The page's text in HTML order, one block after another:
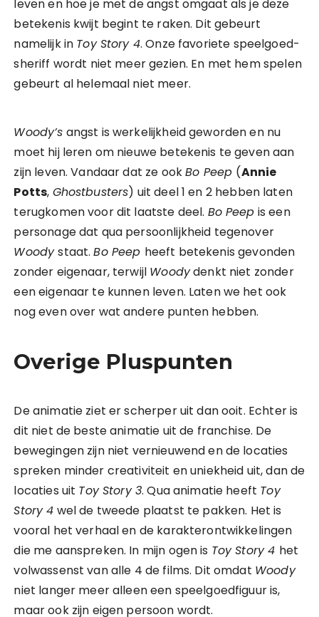
leven en hoe je met de angst omgaat als je deze
betekenis kwijt begint te raken. Dit gebeurt
namelijk in Toy Story 4. Onze favoriete speelgoed-
sheriff wordt niet meer gezien. En met hem spelen
gebeurt al helemaal niet meer.
Woody’s angst is werkelijkheid geworden en nu
moet hij leren om nieuwe betekenis te geven aan
zijn leven. Vandaar dat ze ookBo Peep (Annie
Potts, Ghostbusters) uit deel 1 en 2 hebben laten
terugkomen voor dit laatste deel. Bo Peep is een
personage dat qua persoonlijkheid tegenover
Woodystaat.Bo Peep heeft betekenis gevonden
zonder eigenaar, terwijl Woodydenkt niet zonder
een eigenaar te kunnen leven. Laten we het ook
nog even over wat andere punten hebben.
Overige Pluspunten
De animatie ziet er scherper uit dan ooit. Echter is
dit niet de beste animatie uit de franchise. De
bewegingen zijn niet vernieuwend en de locaties
spreken minder creativiteit en uniekheid uit, dan de
locaties uit Toy Story 3. Qua animatie heeft Toy
Story 4 wel de tweede plaatst te pakken. Het is
vooral het verhaal en de karakterontwikkelingen
die me aanspreken. In mijn ogen is Toy Story 4 het
volwassenst van alle 4 de films. Dit omdat Woody
niet langer meer alleen een speelgoedfiguur is,
maar ook zijn eigen persoon wordt.